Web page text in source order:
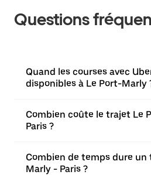
Questions
Quand les courses avec
disponibles à Le Port-Marly
Combien coûte le trajet Le
Paris ?
Combien de temps dure
Marly - Paris ?